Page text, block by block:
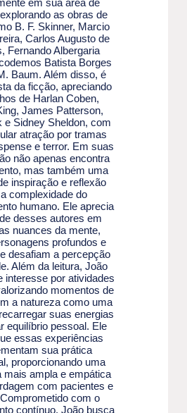
em sua área de
as obras de
B. F. Skinner, Marcio
Carlos Augusto de
Fernando Albergaria
Batista Borges
Baum. Além disso, é
da ficção, apreciando
de Harlan Coben,
James Patterson,
e Sidney Sheldon, com
atração por tramas
e terror. Em suas
não apenas encontra
mas também uma
inspiração e reflexão
complexidade do
humano. Ele aprecia
desses autores em
nuances da mente,
profundos e
desafiam a percepção
Além da leitura, João
interesse por atividades
momentos de
a natureza como uma
suas energias
equilíbrio pessoal. Ele
essas experiências
sua prática
proporcionando uma
mais ampla e empática
com pacientes e
com o
contínuo, João busca